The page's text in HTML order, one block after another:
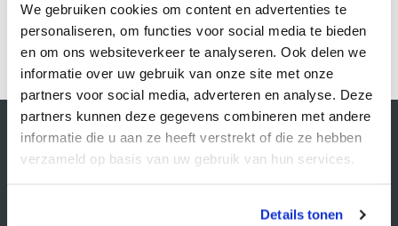
We gebruiken cookies om content en advertenties te
personaliseren, om functies voor social media te bieden
en om ons websiteverkeer te analyseren. Ook delen we
informatie over uw gebruik van onze site met onze
partners voor social media, adverteren en analyse. Deze
partners kunnen deze gegevens combineren met andere
informatie die u aan ze heeft verstrekt of die ze hebben
verzameld op basis van uw gebruik van hun services.
Details tonen
1
Contactgegevens
Supply Service B.V.
Nijverheidsstraat 25-K